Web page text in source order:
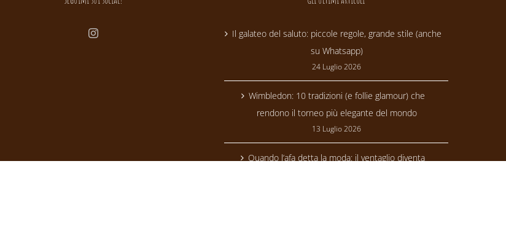
Il galateo del saluto: piccole regole, grande stile (anche
su Whatsapp)
24 Luglio 2026
Wimbledon: 10 tradizioni (e follie glamour) che
rendono il torneo più elegante del mondo
13 Luglio 2026
Quando l’afa detta la moda: il ventaglio diventa